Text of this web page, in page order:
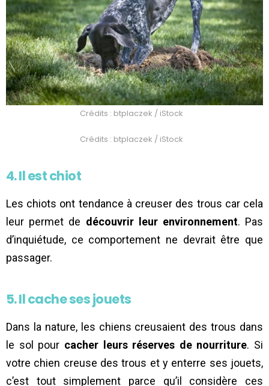
Crédits : btplaczek / iStock
Crédits : btplaczek / iStock
4. Il est chiot
Les chiots ont tendance à creuser des trous car cela
leur permet de découvrir leur environnement. Pas
d’inquiétude, ce comportement ne devrait être que
passager.
5. Il cache ses jouets
Dans la nature, les chiens creusaient des trous dans
le sol pour cacher leurs réserves de nourriture. Si
votre chien creuse des trous et y enterre ses jouets,
c’est tout simplement parce qu’il considère ces